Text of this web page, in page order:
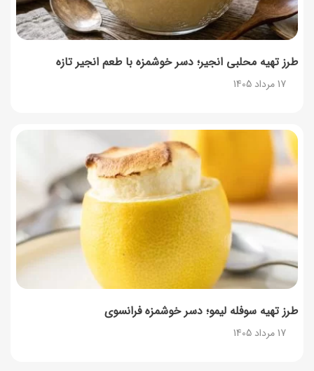
طرز تهیه محلبی انجیر؛ دسر خوشمزه با طعم انجیر تازه
17 مرداد 1405
طرز تهیه سوفله لیمو؛ دسر خوشمزه فرانسوی
17 مرداد 1405